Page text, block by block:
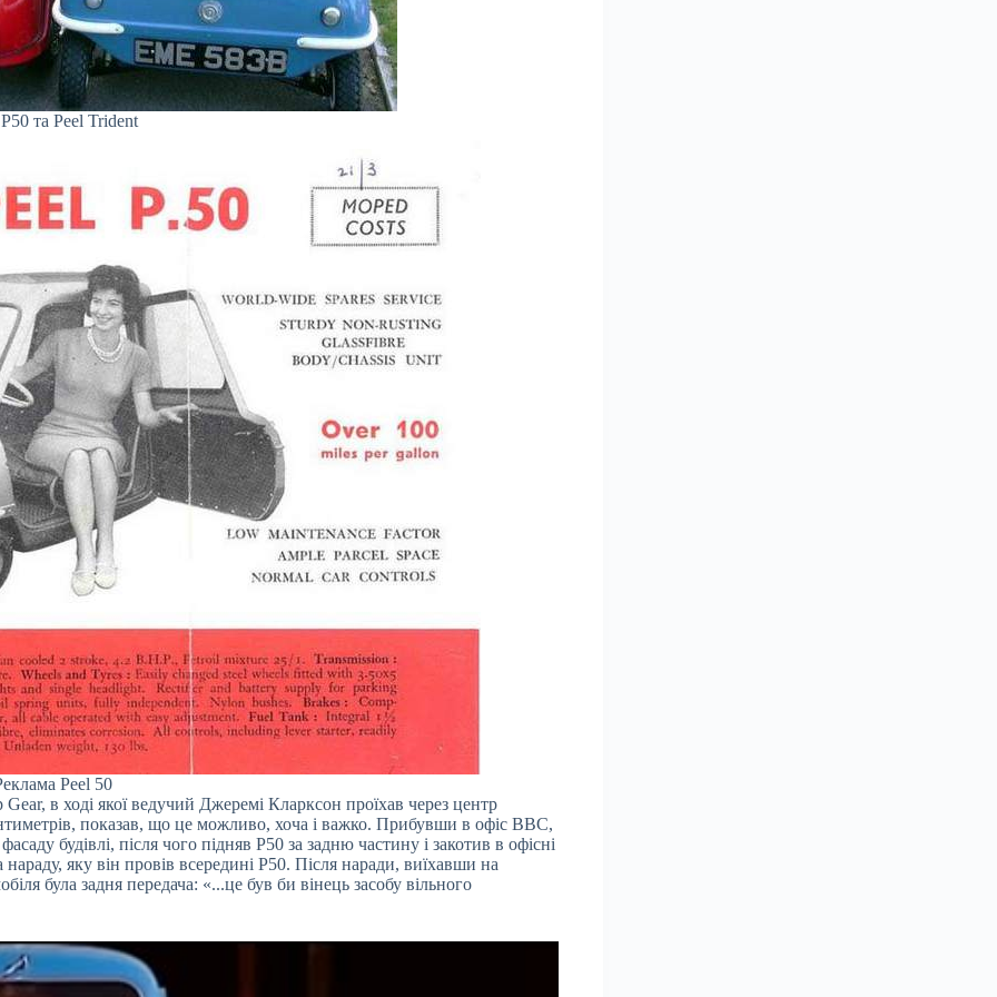
та Peel Trident
Peel 50
в ході якої ведучий Джеремі Кларксон проїхав через центр
показав, що це можливо, хоча і важко. Прибувши в офіс BBC,
будівлі, після чого підняв P50 за задню частину і закотив в офісні
яку він провів всередині P50. Після наради, виїхавши на
була задня передача: «...це був би вінець засобу вільного